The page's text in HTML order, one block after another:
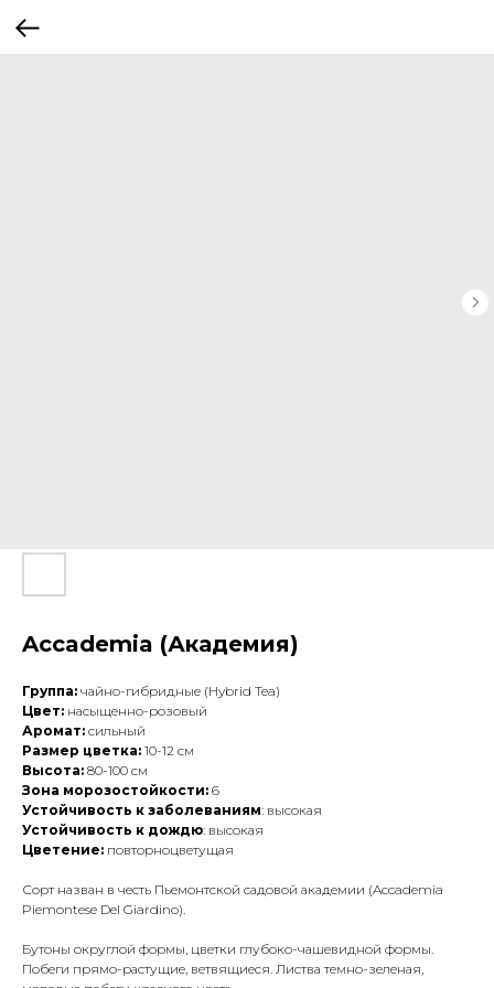
Accademia (Академия)
Группа: чайно-гибридные (Hybrid Tea)
Цвет: насыщенно-розовый
Аромат: сильный
Размер цветка: 10-12 см
Высота: 80-100 см
Зона морозостойкости: 6
Устойчивость к заболеваниям: высокая
Устойчивость к дождю: высокая
Цветение: повторноцветущая
Сорт назван в честь Пьемонтской садовой академии (Accademia
Piemontese Del Giardino).
Бутоны округлой формы, цветки глубоко-чашевидной формы.
Побеги прямо-растущие, ветвящиеся. Листва темно-зеленая,